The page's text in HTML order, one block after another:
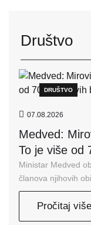
Društvo
DRUŠTVO
07.08.2026
Medved:
To je više od
Ministar Medved
članova njihovih
Pročitaj više